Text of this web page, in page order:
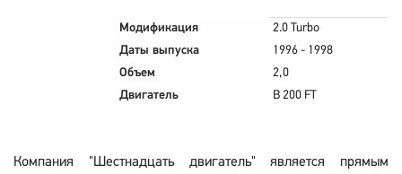
Модификация
2.0 Turbo
Даты выпуска
1996 - 1998
Объем
2,0
Двигатель
B 200 FT
Компания "Шестнадцать двигатель" является прямым